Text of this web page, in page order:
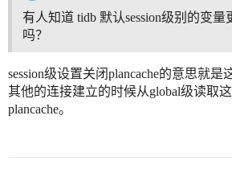
有人知道 tidb 默认session级别的变
吗？
session级设置关闭plancache的意思就是
其他的连接建立的时候从global级读取
plancache。